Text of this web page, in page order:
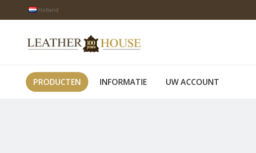
Holland
PRODUCTEN INFORMATIE UW ACCOUNT